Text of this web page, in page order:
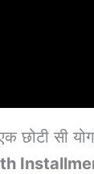
छोटी सी